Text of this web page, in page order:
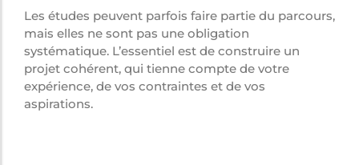
Les études peuvent parfois faire partie du parcours,
mais elles ne sont pas une obligation
systématique. L’essentiel est de construire un
projet cohérent, qui tienne compte de votre
expérience, de vos contraintes et de vos
aspirations.